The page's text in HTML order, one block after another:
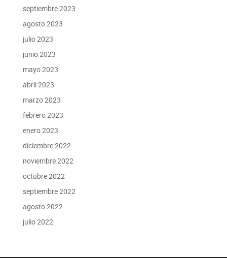
septiembre 2023
agosto 2023
julio 2023
junio 2023
mayo 2023
abril 2023
marzo 2023
febrero 2023
enero 2023
diciembre 2022
noviembre 2022
octubre 2022
septiembre 2022
agosto 2022
julio 2022